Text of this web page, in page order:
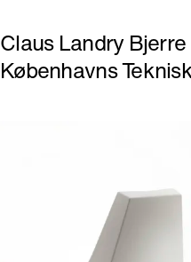
Claus Landry Bjerre
Københavns